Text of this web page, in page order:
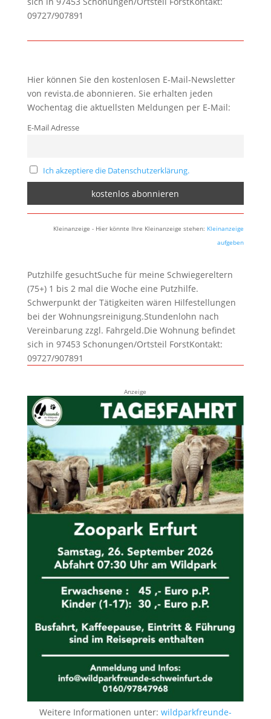
09727/907891
Hier können Sie den kostenlosen E-Mail-Newsletter
von revista.de abonnieren. Sie erhalten jeden
Wochentag die aktuellsten Meldungen per E-Mail:
E-Mail Adresse
Ich akzeptiere die Datenschutzerklärung.
Kleinanzeige - Hier könnte Ihre Kleinanzeige stehen: Kleinanzeige
aufgeben
Putzhilfe gesuchtSuche für meine Schwiegereltern
(75+) 1 bis 2 mal die Woche eine Putzhilfe.
Schwerpunkt der Tätigkeiten wären Hilfestellungen
bei der Wohnungsreinigung.Stundenlohn nach
Vereinbarung zzgl. Fahrgeld.Die Wohnung befindet
sich in 97453 Schonungen/Ortsteil ForstKontakt:
09727/907891
Anzeige
Weitere Informationen unter: wildparkfreunde-